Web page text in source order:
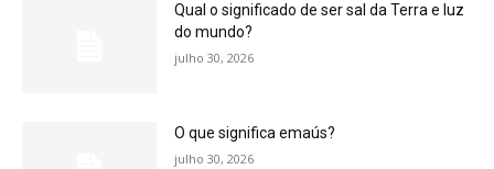
Qual o significado de ser sal da Terra e luz
do mundo?
julho 30, 2026
O que significa emaús?
julho 30, 2026